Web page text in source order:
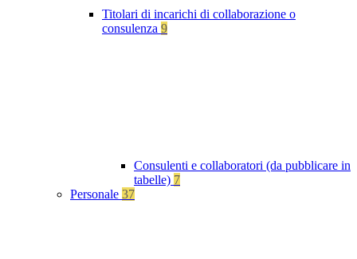
Titolari di incarichi di collaborazione o
consulenza 9
Consulenti e collaboratori (da pubblicare in
tabelle) 7
Personale 37